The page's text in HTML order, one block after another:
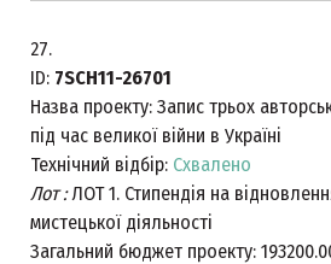
27.
ID: 7SCH11-26701
Назва проекту: Запис трьох
під час великої війни в Україні
Технічний відбір: Схвалено
Лот :ЛОТ 1. Стипендія на
мистецької діяльності
Загальний бюджет проекту: